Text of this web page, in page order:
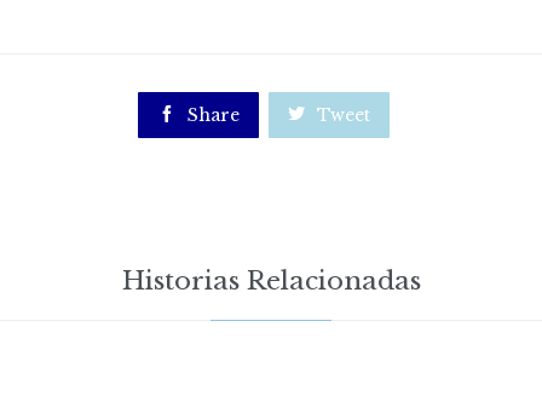
 Share  Tweet
Historias Relacionadas